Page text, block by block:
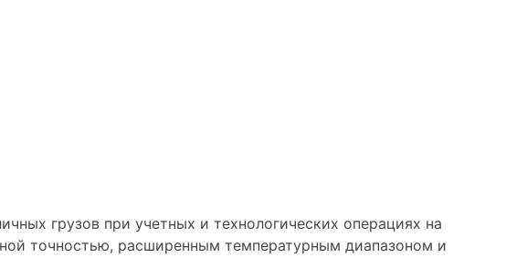
грузов при учетных и технологических операциях на
точностью, расширенным температурным диапазоном и